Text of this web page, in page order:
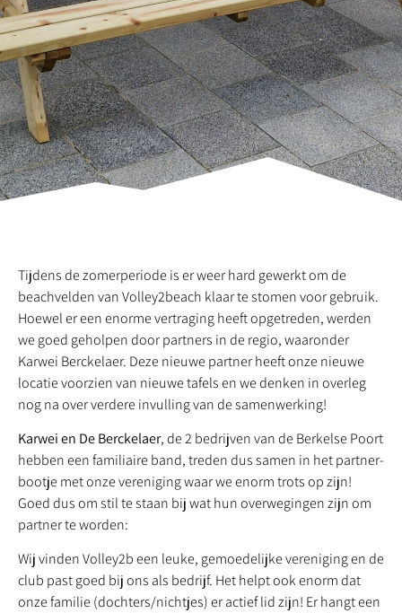
Tijdens de zomerperiode is er weer hard gewerkt om de
beachvelden van Volley2beach klaar te stomen voor gebruik.
Hoewel er een enorme vertraging heeft opgetreden, werden
we goed geholpen door partners in de regio, waaronder
Karwei Berckelaer. Deze nieuwe partner heeft onze nieuwe
locatie voorzien van nieuwe tafels en we denken in overleg
nog na over verdere invulling van de samenwerking!
Karwei en De Berckelaer, de 2 bedrijven van de Berkelse Poort
hebben een familiaire band, treden dus samen in het partner-
bootje met onze vereniging waar we enorm trots op zijn!
Goed dus om stil te staan bij wat hun overwegingen zijn om
partner te worden:
Wij vinden Volley2b een leuke, gemoedelijke vereniging en de
club past goed bij ons als bedrijf. Het helpt ook enorm dat
onze familie (dochters/nichtjes) er actief lid zijn! Er hangt een